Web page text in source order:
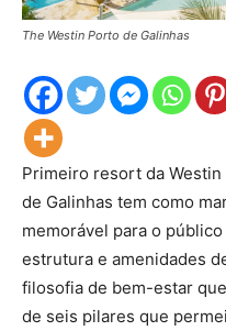
The Westin Porto de Galinhas
Primeiro resort da
de Galinhas tem como
memorável para o
estrutura e amenidades
filosofia de bem-estar
de seis pilares que